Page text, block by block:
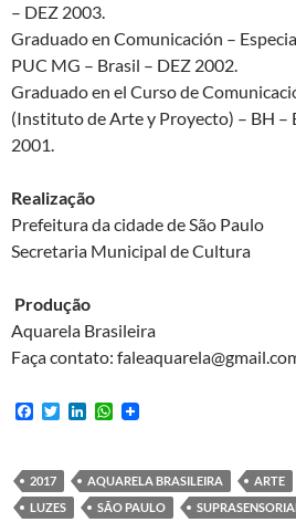
– DEZ 2003.
Graduado en Comunicación –
PUC MG – Brasil – DEZ 2002.
Graduado en el Curso de
(Instituto de Arte y Proyecto) – BH –
2001.
Realização
Prefeitura da cidade de São Paulo
Secretaria Municipal de Cultura
Produção
Aquarela Brasileira
Faça contato:
F
b
o
o
T
e
r
e
d
I
W
s
A
p
2017 AQUARELA BRASILEIRA ARTE
LUZES
SÃO PAULO